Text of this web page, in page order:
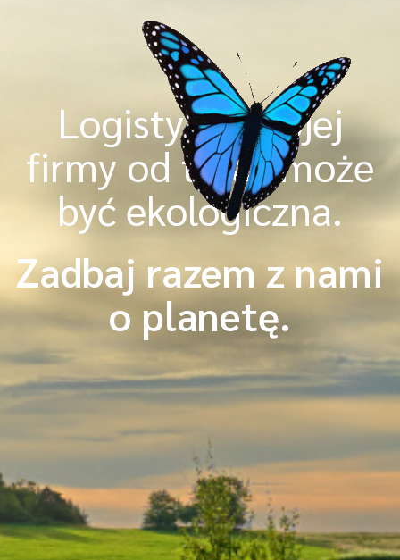
Logistyka Twojej
firmy od teraz może
być ekologiczna.
Zadbaj razem z nami
o planetę.